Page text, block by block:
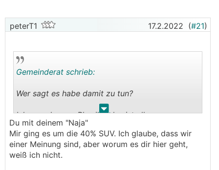
peterT1 17.2.2022 (#21)
. .
Gemeinderat schrieb:
Wer sagt es habe damit zu tun?
Ich spreche von Physik - das ist alles.
Ein BMW i3 ist auch effizient bis er auf die
Autobahn kommt. Genau darum geht es ja.
Du mit deinem "Naja"
Mir ging es um die 40% SUV. Ich glaube, dass wir
einer Meinung sind, aber worum es dir hier geht,
weiß ich nicht.